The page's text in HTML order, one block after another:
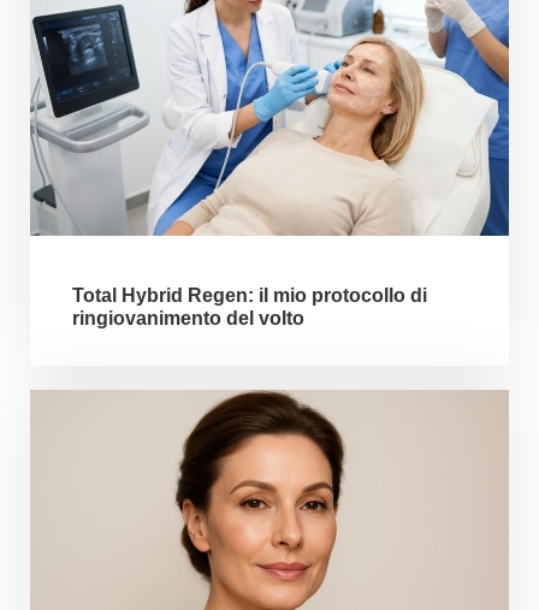
Total Hybrid Regen: il mio protocollo di
ringiovanimento del volto